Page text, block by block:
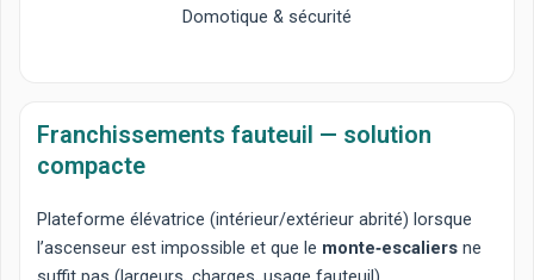
Domotique & sécurité
Franchissements fauteuil — solution
compacte
Plateforme élévatrice (intérieur/extérieur abrité) lorsque
l’ascenseur est impossible et que le monte‑escaliers ne